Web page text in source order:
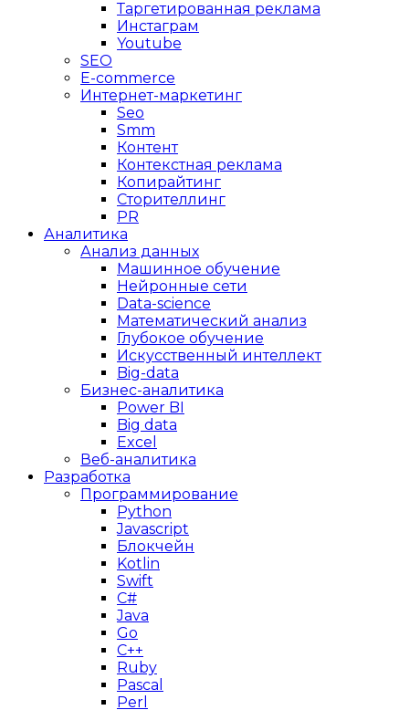
Таргетированная реклама
Инстаграм
Youtube
SEO
E-сommerce
Интернет-маркетинг
Seo
Smm
Контент
Контекстная реклама
Копирайтинг
Сторителлинг
PR
Аналитика
Анализ данных
Машинное обучение
Нейронные сети
Data-science
Математический анализ
Глубокое обучение
Искусственный интеллект
Big-data
Бизнес-аналитика
Power BI
Big data
Excel
Веб-аналитика
Разработка
Программирование
Python
Javascript
Блокчейн
Kotlin
Swift
C#
Java
Go
C++
Ruby
Pascal
Perl